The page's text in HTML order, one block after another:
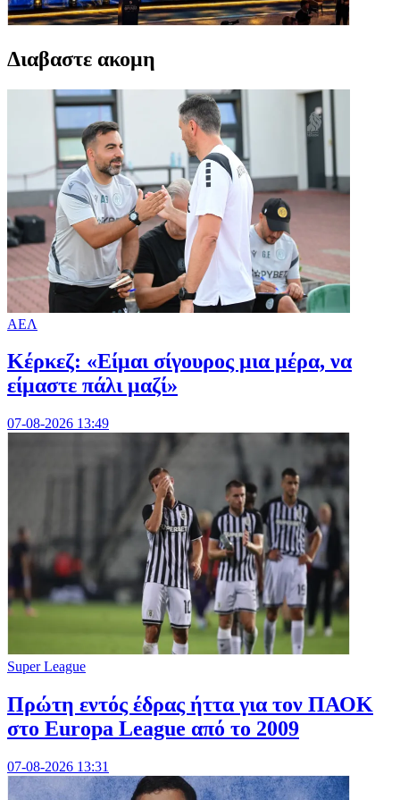
Διαβαστε ακομη
ΑΕΛ
Κέρκεζ: «Είμαι σίγουρος μια μέρα, να
είμαστε πάλι μαζί»
07-08-2026 13:49
Super League
Πρώτη εντός έδρας ήττα για τον ΠΑΟΚ
στο Europa League από το 2009
07-08-2026 13:31